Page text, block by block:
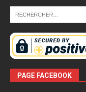
PAGE FACEBOOK